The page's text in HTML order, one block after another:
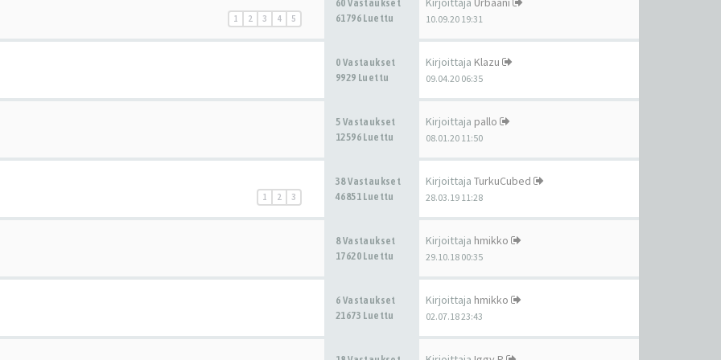
1 2 3 4 5
60 Vastaukset
61796 Luettu
10.09.20 19:31
0 Vastaukset
9929 Luettu
Kirjoittaja Klazu
09.04.20 06:35
5 Vastaukset
12596 Luettu
Kirjoittaja pallo
08.01.20 11:50
1 2 3
38 Vastaukset
46851 Luettu
Kirjoittaja TurkuCubed
28.03.19 11:28
8 Vastaukset
17620 Luettu
Kirjoittaja hmikko
29.10.18 00:35
6 Vastaukset
21673 Luettu
Kirjoittaja hmikko
02.07.18 23:43